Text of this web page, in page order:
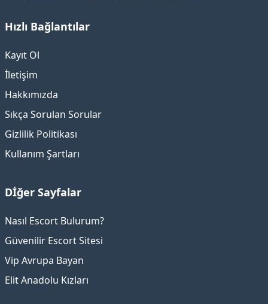
Hızlı Bağlantılar
Kayıt Ol
İletişim
Hakkımızda
Sıkça Sorulan Sorular
Gizlilik Politikası
Kullanım Şartları
Dİğer Sayfalar
Nasıl Escort Bulurum?
Güvenilir Escort Sitesi
Vip Avrupa Bayan
Elit Anadolu Kızları